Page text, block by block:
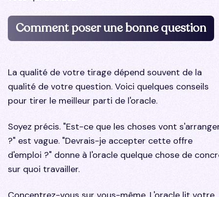
Comment poser une bonne question
La qualité de votre tirage dépend souvent de la
qualité de votre question. Voici quelques conseils
pour tirer le meilleur parti de l'oracle.
Soyez précis. "Est-ce que les choses vont
?" est vague. "Devrais-je accepter cette offre
d'emploi ?" donne à l'oracle quelque chose de
sur quoi travailler.